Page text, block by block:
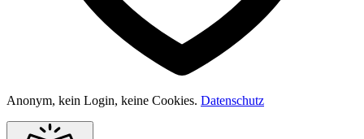
Anonym, kein Login, keine Cookies. Datenschutz